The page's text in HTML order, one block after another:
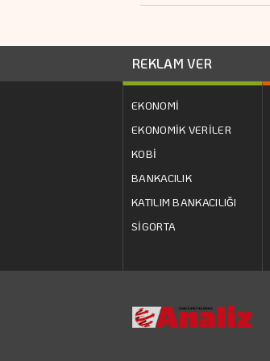
REKLAM VER
EKONOMİ
EKONOMİK VERİLER
KOBİ
BANKACILIK
KATILIM BANKACILIĞI
SİGORTA